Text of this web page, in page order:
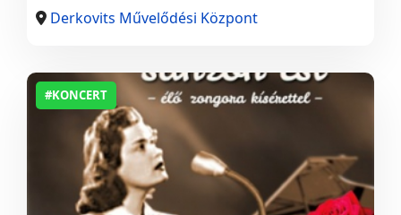
Derkovits Művelődési Központ
#KONCERT